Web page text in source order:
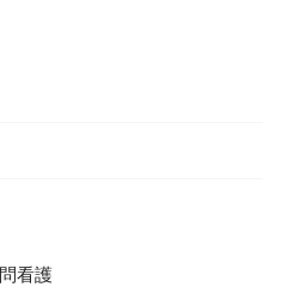
いう思いを大切にし、より良
ートして参ります。
在宅での診療を希望する方々
看護師等の医療者が訪問し診
患者様とご家族の気持ちに寄
きます。
看護